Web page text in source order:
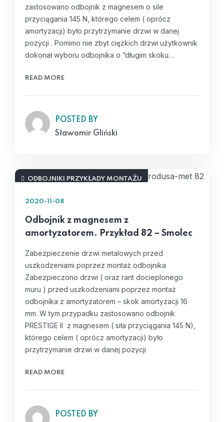
zastosowano odbojnik z magnesem o sile
przyciągania 145 N, którego celem ( oprócz
amortyzacji) było przytrzymanie drzwi w danej
pozycji . Pomimo nie zbyt ciężkich drzwi użytkownik
dokonał wyboru odbojnika o “długim skoku…
READ MORE
POSTED BY
Sławomir Gliński
ODBOJNIKI PRZYKŁADY MONTAŻU
2020-11-08
Odbojnik z magnesem z
amortyzatorem. Przykład 82 – Smolec
Zabezpieczenie drzwi metalowych przed
uszkodzeniami poprzez montaż odbojnika
Zabezpieczono drzwi ( oraz rant docieplonego
muru ) przed uszkodzeniami poprzez montaż
odbojnika z amortyzatorem – skok amortyzacji 16
mm. W tym przypadku zastosowano odbojnik
PRESTIGE II z magnesem ( siła przyciągania 145 N),
którego celem ( oprócz amortyzacji) było
przytrzymanie drzwi w danej pozycji
READ MORE
POSTED BY